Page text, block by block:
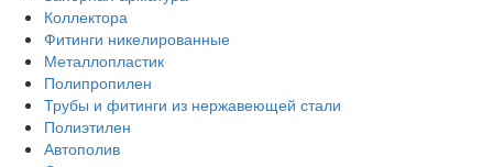
Коллектора
Фитинги никелированные
Металлопластик
Полипропилен
Трубы и фитинги из нержавеющей стали
Полиэтилен
Автополив